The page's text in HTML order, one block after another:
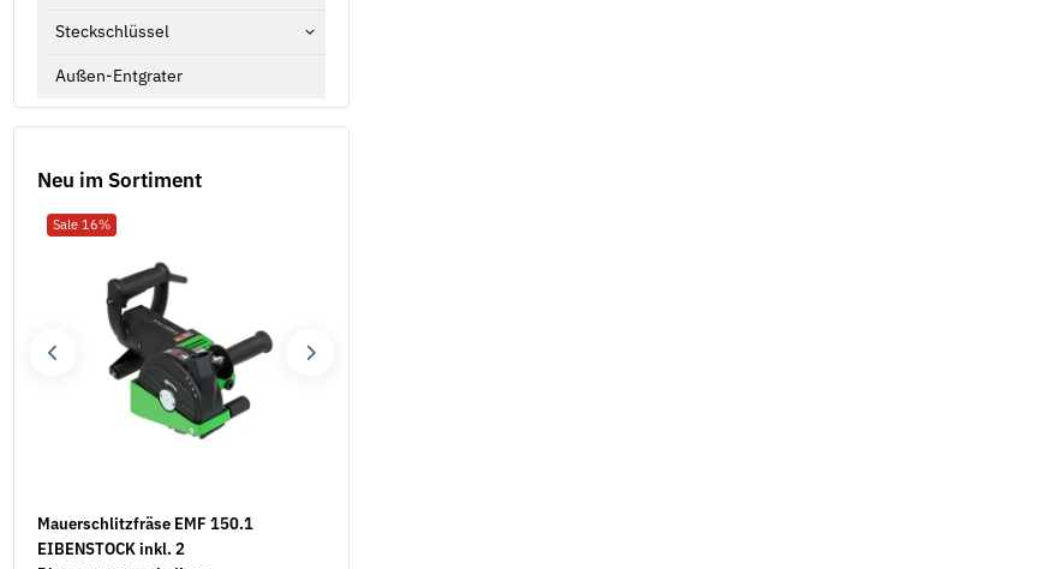
Steckschlüssel
Außen-Entgrater
Neu im Sortiment
Sale 16%
Mauerschlitzfräse EMF 150.1
EIBENSTOCK inkl. 2